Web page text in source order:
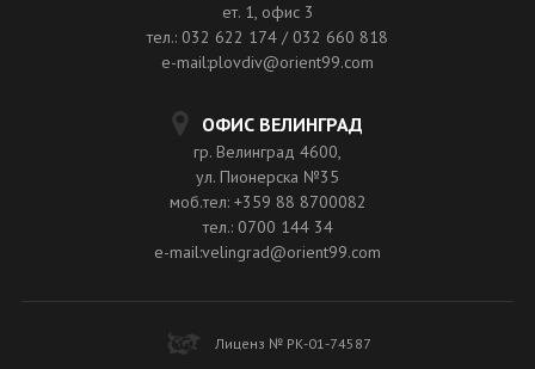
ет. 1, офис 3
тел.: 032 622 174 / 032 660 818
e-mail:plovdiv@orient99.com
ОФИС ВЕЛИНГРАД
гр. Велинград 4600,
ул. Пионерска №35
моб.тел: +359 88 8700082
тел.: 0700 144 34
e-mail:velingrad@orient99.com
Лиценз № РК-01-74587